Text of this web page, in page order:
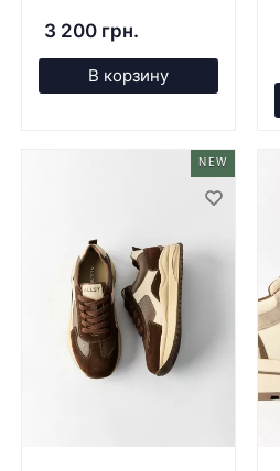
3 200 грн.
В корзину
NEW